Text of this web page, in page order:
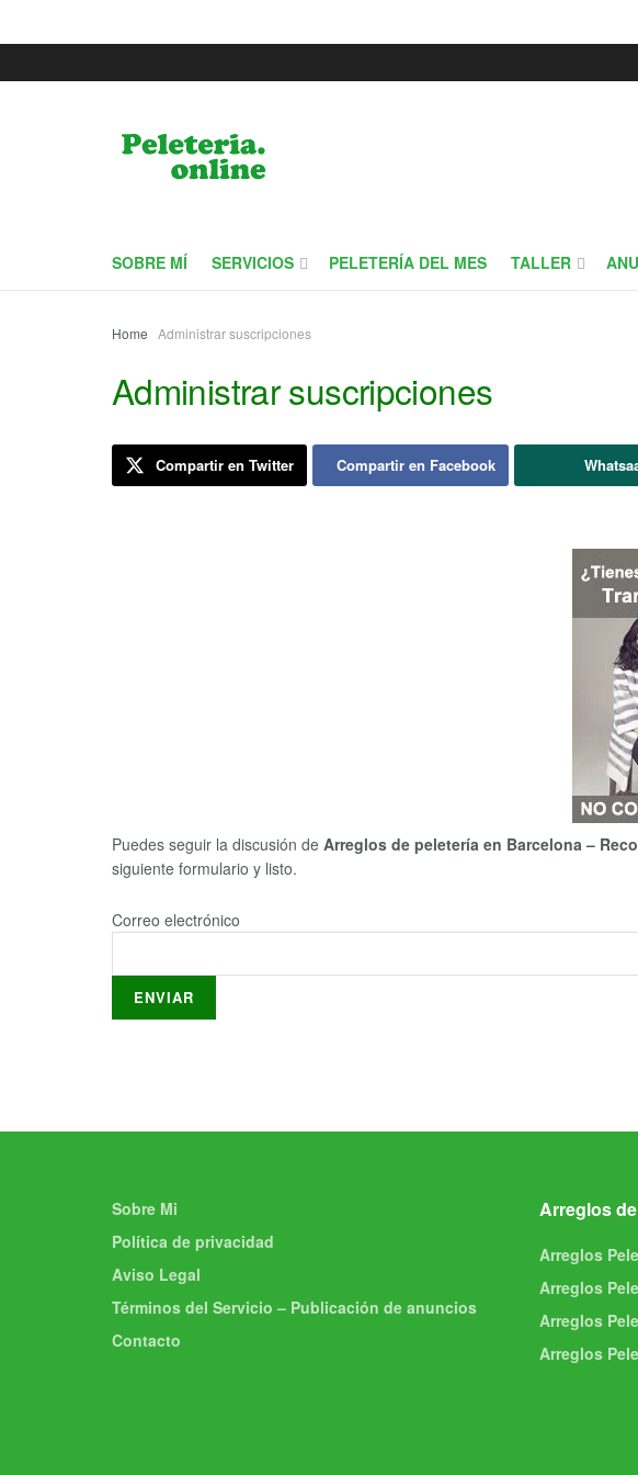
SOBRE MÍ SERVICIOS PELETERÍA DEL MES TALLER
Home Administrar suscripciones
Administrar suscripciones
Compartir en Twitter Compartir en Facebook
Puedes seguir la discusión de Arreglos de peletería en Barcelona –
siguiente formulario y listo.
Correo electrónico
Sobre Mi
Política de privacidad
Aviso Legal
Términos del Servicio – Publicación de anuncios
Contacto
Arreglos
Arreglos
Arreglos
Arreglos
Arreglos